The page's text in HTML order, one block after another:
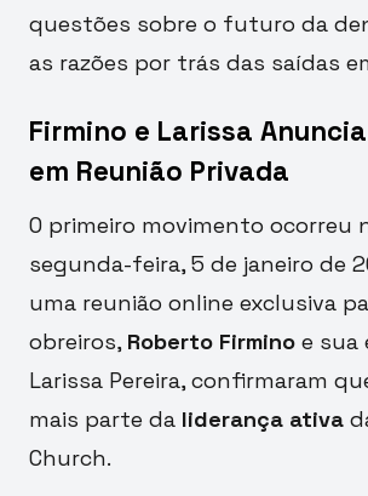
questões sobre o futuro da
as razões por trás das saídas
Firmino e Larissa
em Reunião Privada
O primeiro movimento ocorreu
segunda-feira, 5 de janeiro de
uma reunião online exclusiva
obreiros, Roberto Firmino e sua
Larissa Pereira, confirmaram
mais parte da liderança ativa
Church.